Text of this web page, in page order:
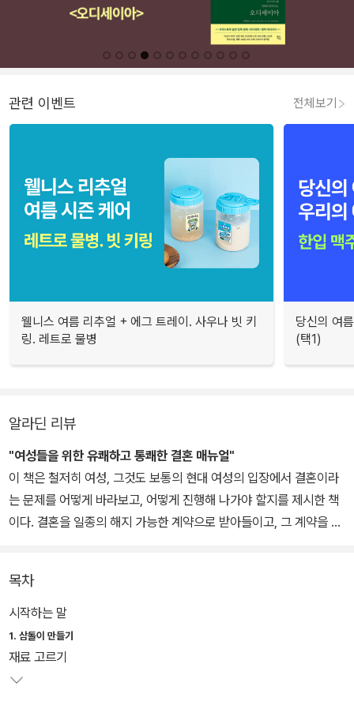
관련 이벤트 전체보기
웰니스 여름 리추얼 + 에그 트레이. 사우나 빗 키
링. 레트로 물병
당신의 여
(택1)
알라딘 리뷰
"여성들을 위한 유쾌하고 통쾌한 결혼 매뉴얼"
이 책은 철저히 여성, 그것도 보통의 현대 여성의 입장에서 결혼이라
는 문제를 어떻게 바라보고, 어떻게 진행해 나가야 할지를 제시한 책
이다. 결혼을 일종의 해지 가능한 계약으로 받아들이고, 그 계약을 어
다'라고 노골적으로 주장한다. '마도' 즉 마님의 도를 세우기 위해서는
뻔뻔해야 하고, 강해야 하고, 지저분한 것을 참을 줄 알아야 하고, 채
찍과 당근을 번갈아 쓸 줄 알아야 하며, 거기다 통까지 커야 하고, 사
람 사이의 거리를 유지할 줄도 알아야 한다고 말한다. 도대체 왜? 삼
월이(남편을 대감마님으로 모시고 정성스레 떠받들지만, 제대로 대접
목차
시작하는 말
1. 삼돌이 만들기
재료 고르기